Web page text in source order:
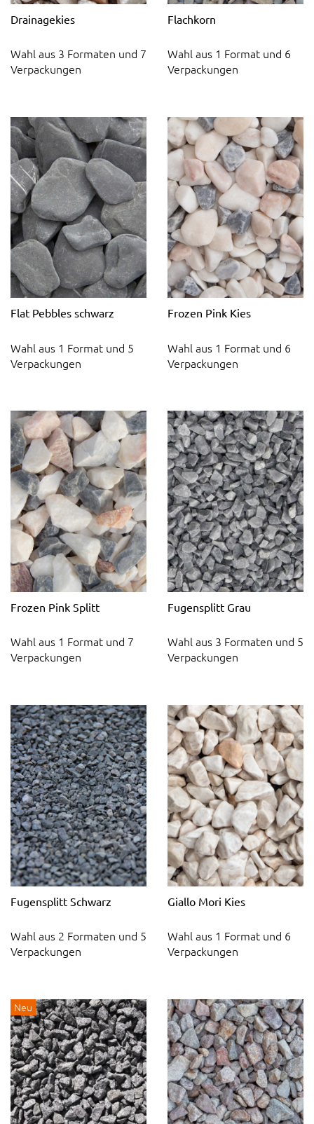
Drainagekies
Wahl aus 3 Formaten und 7
Verpackungen
Flachkorn
Wahl aus 1 Format und 6
Verpackungen
Flat Pebbles schwarz
Wahl aus 1 Format und 5
Verpackungen
Frozen Pink Kies
Wahl aus 1 Format und 6
Verpackungen
Frozen Pink Splitt
Wahl aus 1 Format und 7
Verpackungen
Fugensplitt Grau
Wahl aus 3 Formaten und 5
Verpackungen
Fugensplitt Schwarz
Wahl aus 2 Formaten und 5
Verpackungen
Giallo Mori Kies
Wahl aus 1 Format und 6
Verpackungen
Neu